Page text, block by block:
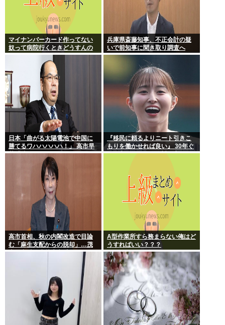
マイナンバーカード作ってない
奴って病院行くときどうすんの
兵庫県斎藤知事、不正会計の疑
いで前知事に聞き取り調査へ
日本「曲がる太陽電池で中国に
勝てるワハハハハハ！」 高市早
苗「勝てる！ ガハハハハハ
『移民に頼るよりニート引きこ
もりを働かせれば良い』 30年ぐ
らい言ってるけど絶対に実現し
高市首相、秋の内閣改造で目論
む「麻生支配からの脱却」…茂
木敏充氏も小林鷹之氏もクビ
A型作業所すら務まらない俺はど
うすればいい？？？